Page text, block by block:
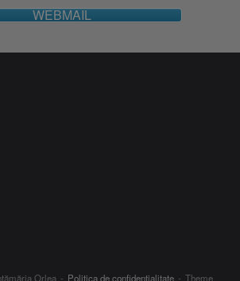
WEBMAIL
Orlea Politica de confidentialitate Theme